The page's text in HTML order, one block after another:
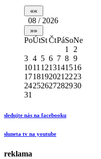
08 / 2026
PoÚtStČtPáSoNe
1
2
3 4 5 6 7 8 9
1011 1213141516
1718192021 2223
24252627282930
31
sledujte nás na facebooku
sluneta tv na youtube
reklama